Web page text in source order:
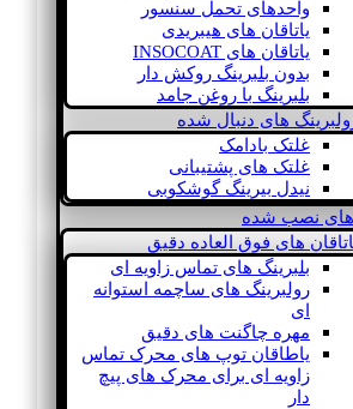
واحدهای تحمل سنسور
یاتاقان های هیبریدی
یاتاقان های INSOCOAT
بدون بلبرینگ روکش دار
بلبرینگ با روغن جامد
های دنبال شده
غلتک بادامک
غلتک های پشتیبانی
نیدل بیرینگ گوشکوبی
های نصب شده
های فوق العاده دقیق
بلبرینگ های تماس زاویه ای
رولبرینگ های ساچمه استوانه
ای
مهره چاگنت های دقیق
یاطاقان توپ های محرک تماس
زاویه ای برای محرک های پیچ
دار